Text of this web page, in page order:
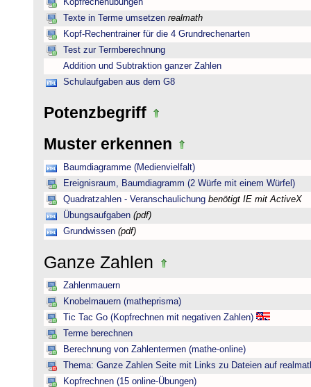
Kopfrechenübungen
Texte in Terme umsetzen realmath
Kopf-Rechentrainer für die 4 Grundrechenarten
Test zur Termberechnung
Addition und Subtraktion ganzer Zahlen
Schulaufgaben aus dem G8
Potenzbegriff
Muster erkennen
Baumdiagramme (Medienvielfalt)
Ereignisraum, Baumdiagramm (2 Würfe mit einem Würfel)
Quadratzahlen - Veranschaulichung benötigt IE mit ActiveX
Übungsaufgaben (pdf)
Grundwissen (pdf)
Ganze Zahlen
Zahlenmauern
Knobelmauern (matheprisma)
Tic Tac Go (Kopfrechnen mit negativen Zahlen)
Terme berechnen
Berechnung von Zahlentermen (mathe-online)
Thema: Ganze Zahlen Seite mit Links zu Dateien auf
Kopfrechnen (15 online-Übungen)